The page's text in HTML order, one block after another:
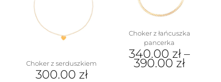
Choker z serduszkiem
300.00 zł
Choker z łańcuszka
pancerka
340.00 zł –
390.00 zł